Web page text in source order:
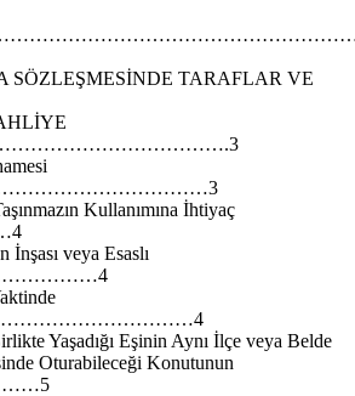
SÖZLEŞMESİNDE TARAFLAR VE
Kullanımına İhtiyaç
İnşası veya Esaslı
Yaşadığı Eşinin Aynı İlçe veya Belde
Oturabileceği Konutunun